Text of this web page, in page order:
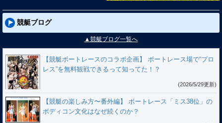
競艇ブログ
▲競艇ブログ一覧へ
【競艇ボートレースのコラボ企画】 ボートレース場で“プロ
レス”を無料観戦できるって知ってた！？
(2026/5/29更新)
【競艇の楽しみ方〜番外編】 ボートレース「ミス38位」の
ボディコン文化はなぜ続くのか？